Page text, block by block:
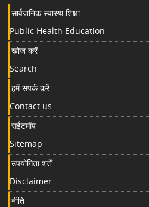
सार्वजनिक स्वास्थ शिक्षा
Public Health Education
खोज करें
Search
हमें संपर्क करें
Contact us
सईटमॉप
Sitemap
उपयोगिता शर्तें
Disclaimer
नीति